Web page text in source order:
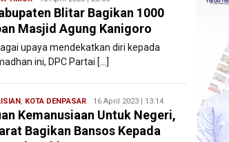
FilesatuBlitar Bagikan 1000
Masjid Agung Kanigoro
upaya mendekatkan diri kepada
ini, DPC Partai […]
, KOTA DENPASAR Redaksi
Filesatu
16 April 2023 | 13:14
Kemanusiaan Untuk Negeri,
Bagikan Bansos Kepada